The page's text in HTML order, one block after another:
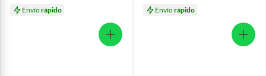
Envíorápido Envíorápido